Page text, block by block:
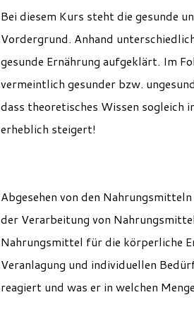
Bei diesem Kurs steht die gesunde
Vordergrund. Anhand
gesunde Ernährung aufgeklärt. Im
vermeintlich gesunder bzw.
dass theoretisches Wissen sogleich
erheblich steigert!
Abgesehen von den
der Verarbeitung von
Nahrungsmittel für die körperliche
Veranlagung und individuellen
reagiert und was er in welchen